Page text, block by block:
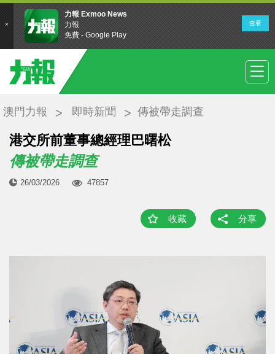
澳門力報 即時新聞 傳被帶走調查
港交所前董事總經理巴曙松
傳被帶走調查
26/03/2026 47857
收藏 分享